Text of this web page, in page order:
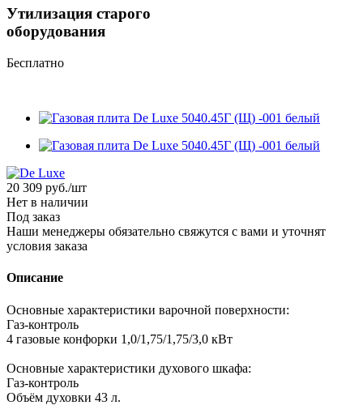
Утилизация старого
оборудования
Бесплатно
20 309 руб./шт
Нет в наличии
Под заказ
Наши менеджеры обязательно свяжутся с вами и уточнят
условия заказа
Описание
Основные характеристики варочной поверхности:
Газ-контроль
4 газовые конфорки 1,0/1,75/1,75/3,0 кВт
Основные характеристики духового шкафа:
Газ-контроль
Объём духовки 43 л.